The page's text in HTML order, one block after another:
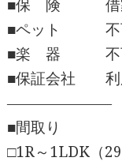
■保 険 借家
■ペット 不
■楽 器 不
■保証会社 利
―――――――
■間取り
□1R～1LDK（